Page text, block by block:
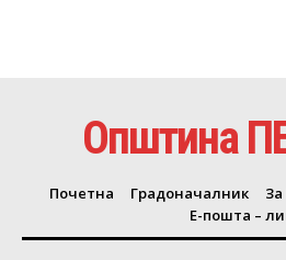
Општина
Почетна Градоначалник
Е-пошта –